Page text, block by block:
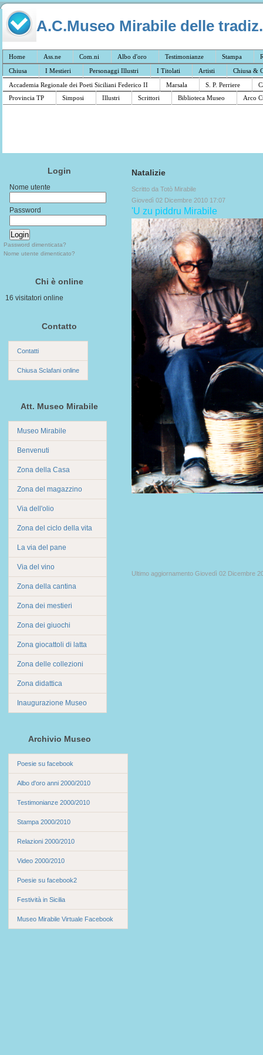
A.C.Museo Mirabile delle
Home Ass.ne Com.ni Albo d'oro Testimonianze Stampa
Chiusa
I Mestieri Personaggi Illustri I Titolati Artisti
Chiusa &
Accademia Regionale dei Poeti Siciliani Federico II
Marsala S. P. Perriere
Provincia TP
Simposi Illustri Scrittori Biblioteca Museo Arco
Login
Nome utente
Password
Password dimenticata?
Nome utente dimenticato?
Chi è online
16 visitatori online
Contatto
Contatti
Chiusa Sclafani online
Att. Museo Mirabile
Museo Mirabile
Benvenuti
Zona della Casa
Zona del magazzino
Via dell'olio
Zona del ciclo della vita
La via del pane
Via del vino
Zona della cantina
Zona dei mestieri
Zona dei giuochi
Zona giocattoli di latta
Zona delle collezioni
Zona didattica
Inaugurazione Museo
Archivio Museo
Poesie su facebook
Albo d'oro anni 2000/2010
Testimonianze 2000/2010
Stampa 2000/2010
Relazioni 2000/2010
Video 2000/2010
Poesie su facebook2
Festività in Sicilia
Museo Mirabile Virtuale Facebook
Natalizie
Scritto da Totò Mirabile
Giovedì 02 Dicembre 2010 17:07
'U zu piddru Mirabile
Ultimo aggiornamento Giovedì 02 Dicembre